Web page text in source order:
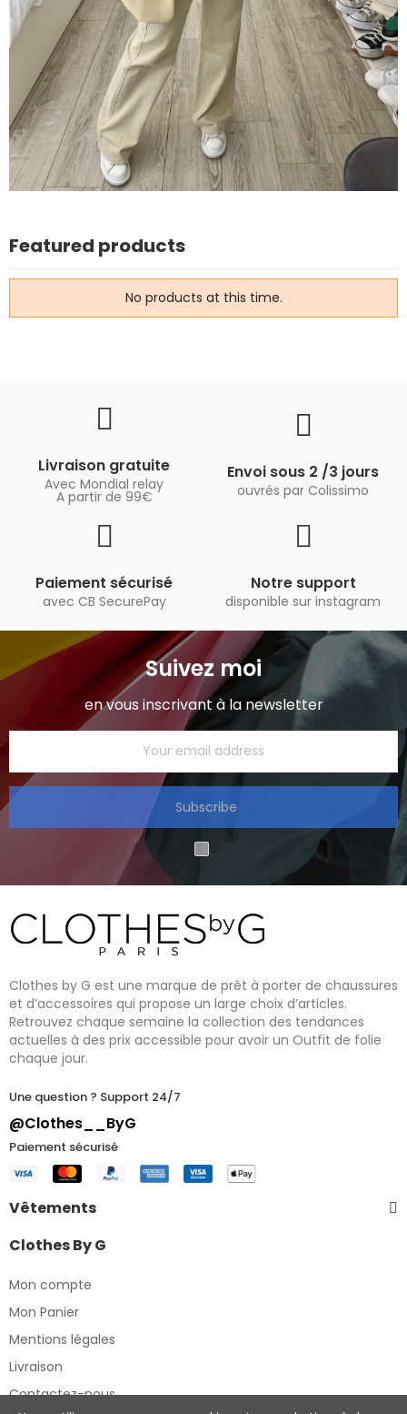
Featured products
No products at this time.
Livraison gratuite
Avec Mondial relay
A partir de 99€
Envoi sous 2 /3 jours
ouvrés par Colissimo
Paiement sécurisé
avec CB SecurePay
Notre support
disponible sur instagram
Suivez moi
en vous inscrivant à la newsletter
Subscribe
Clothes by G est une marque de prêt à porter de chaussures
et d’accessoires qui propose un large choix d’articles.
Retrouvez chaque semaine la collection des tendances
actuelles à des prix accessible pour avoir un Outfit de folie
chaque jour.
Une question ? Support 24/7
@Clothes__ByG
Paiement sécurisé
Vêtements
Clothes By G
Mon compte
Mon Panier
Mentions légales
Livraison
Contactez-nous